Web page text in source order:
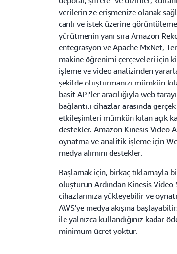
verilerinize erişmenize olanak
canlı ve istek üzerine
yürütmenin yanı sıra Amazon
entegrasyon ve Apache MxNet,
makine öğrenimi çerçeveleri için
işleme ve video analizinden
şekilde oluşturmanızı mümkün
basit API'ler aracılığıyla web
bağlantılı cihazlar arasında gerçek
etkileşimleri mümkün kılan açık
destekler. Amazon Kinesis Video
oynatma ve analitik işleme için
medya alımını destekler.
Başlamak için, birkaç tıklamayla
oluşturun Ardından Kinesis Video
cihazlarınıza yükleyebilir ve
AWS'ye medya akışına
ile yalnızca kullandığınız kadar
minimum ücret yoktur.